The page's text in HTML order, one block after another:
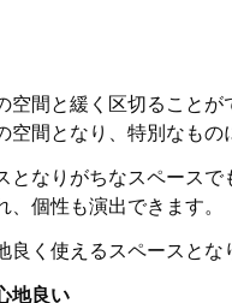
間と緩く区切ることが
空間となり、特別なもの
となりがちなスペース
個性も演出できます。
く使えるスペースとな
地良い